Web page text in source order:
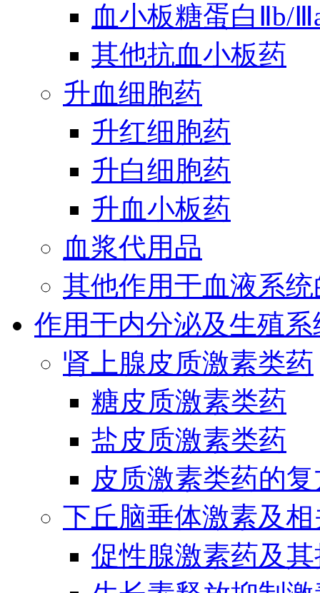
血小板糖蛋白Ⅱb/
其他抗血小板药
升血细胞药
升红细胞药
升白细胞药
升血小板药
血浆代用品
其他作用于血液系
作用于内分泌及生殖
肾上腺皮质激素类药
糖皮质激素类药
盐皮质激素类药
皮质激素类药的
下丘脑垂体激素及
促性腺激素药及